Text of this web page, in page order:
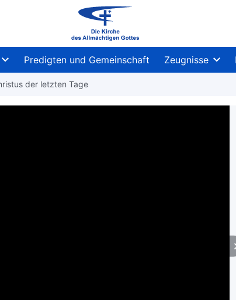
Predigten und Gemeinschaft Zeugnisse
der letzten Tage